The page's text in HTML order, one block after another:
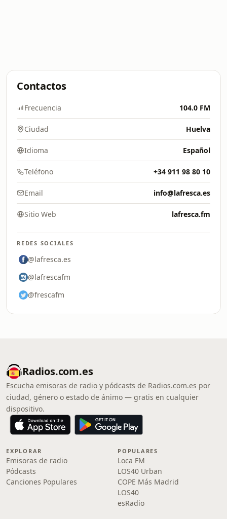
Contactos
Frecuencia 104.0 FM
Ciudad Huelva
Idioma Español
Teléfono +34 911 98 80 10
Email info@lafresca.es
Sitio Web lafresca.fm
REDES SOCIALES
@lafresca.es
@lafrescafm
@frescafm
Radios.com.es
Escucha emisoras de radio y pódcasts de Radios.com.es por
ciudad, género o estado de ánimo — gratis en cualquier
dispositivo.
EXPLORAR
Emisoras de radio
Pódcasts
Canciones Populares
POPULARES
Loca FM
LOS40 Urban
COPE Más Madrid
LOS40
esRadio